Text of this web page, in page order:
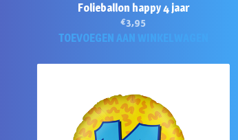
Folieballon happy 4 jaar
€3,95
TOEVOEGEN AAN WINKELWAGEN